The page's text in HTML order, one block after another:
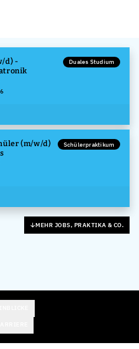
d) -
Duales Studium
(m/w/d)
Schülerpraktikum
MEHR JOBS, PRAKTIKA & CO.